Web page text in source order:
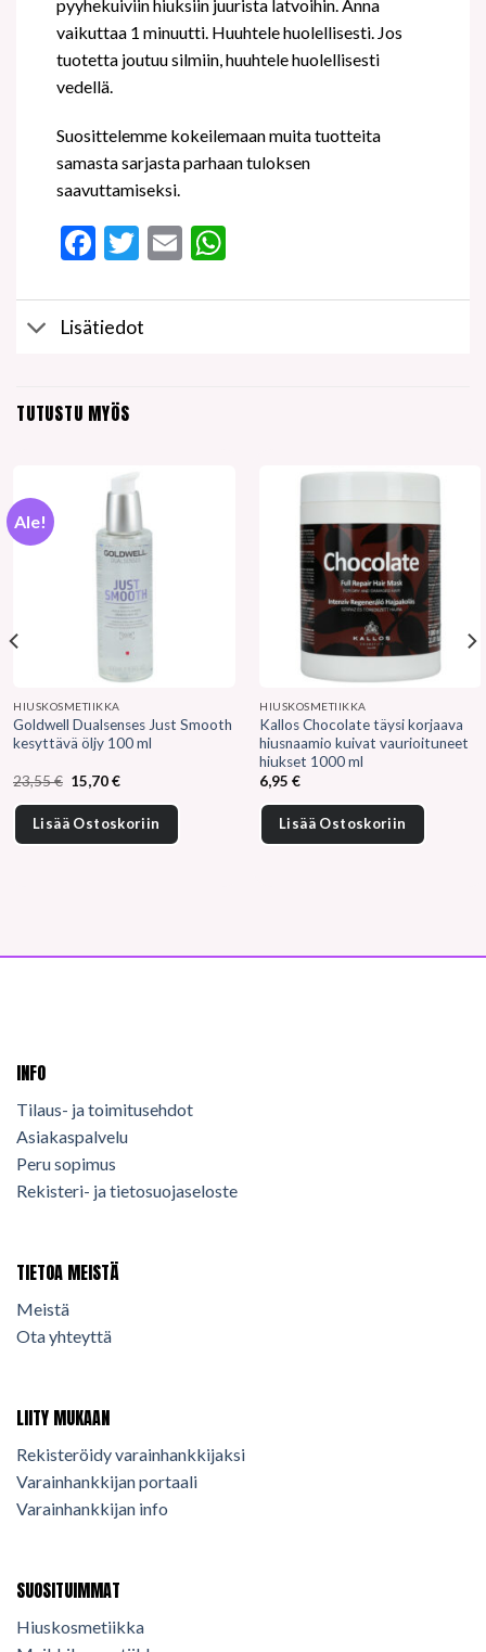
pyyhekuiviin hiuksiin juurista latvoihin. Anna
vaikuttaa 1 minuutti. Huuhtele huolellisesti. Jos
tuotetta joutuu silmiin, huuhtele huolellisesti
vedellä.
Suosittelemme kokeilemaan muita tuotteita
samasta sarjasta parhaan tuloksen
saavuttamiseksi.
Facebook
Twitter
EmailWhatsApp
Lisätiedot
TUTUSTU MYÖS
Ale!
HIUSKOSMETIIKKA
Goldwell Dualsenses Just Smooth
kesyttävä öljy 100 ml
23,55€ Alkuperäinen
hinta
oli:
23,55 €.
15,70€Nykyinen
on:
15,70 €.
Lisää Ostoskoriin
HIUSKOSMETIIKKA
Kallos Chocolate täysi korjaava
hiusnaamio kuivat vaurioituneet
hiukset 1000 ml
6,95€
Lisää Ostoskoriin
INFO
Tilaus- ja toimitusehdot
Asiakaspalvelu
Peru sopimus
Rekisteri- ja tietosuojaseloste
TIETOA MEISTÄ
Meistä
Ota yhteyttä
LIITY MUKAAN
Rekisteröidy varainhankkijaksi
Varainhankkijan portaali
Varainhankkijan info
SUOSITUIMMAT
Hiuskosmetiikka